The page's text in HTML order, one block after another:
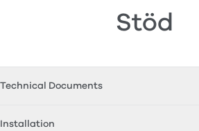
Stöd
Technical Documents
Installation